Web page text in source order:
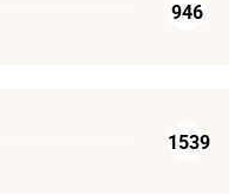
946
1539